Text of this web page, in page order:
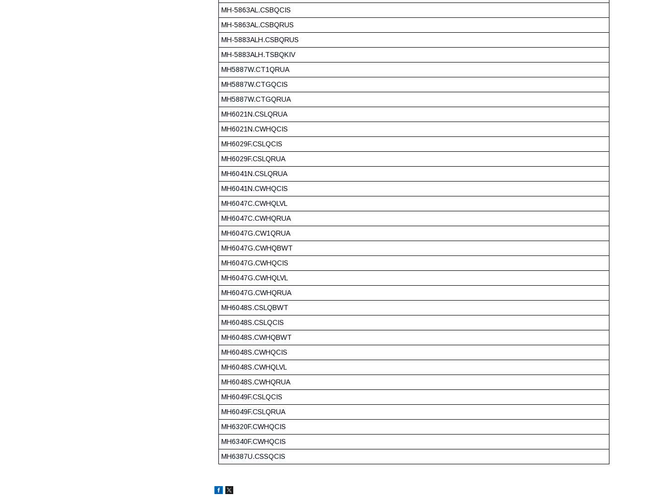
MH-5863AL.CSBQCIS
MH-5863AL.CSBQRUS
MH-5883ALH.CSBQRUS
MH-5883ALH.TSBQKIV
MH5887W.CT1QRUA
MH5887W.CTGQCIS
MH5887W.CTGQRUA
MH6021N.CSLQRUA
MH6021N.CWHQCIS
MH6029F.CSLQCIS
MH6029F.CSLQRUA
MH6041N.CSLQRUA
MH6041N.CWHQCIS
MH6047C.CWHQLVL
MH6047C.CWHQRUA
MH6047G.CW1QRUA
MH6047G.CWHQBWT
MH6047G.CWHQCIS
MH6047G.CWHQLVL
MH6047G.CWHQRUA
MH6048S.CSLQBWT
MH6048S.CSLQCIS
MH6048S.CWHQBWT
MH6048S.CWHQCIS
MH6048S.CWHQLVL
MH6048S.CWHQRUA
MH6049F.CSLQCIS
MH6049F.CSLQRUA
MH6320F.CWHQCIS
MH6340F.CWHQCIS
MH6387U.CSSQCIS